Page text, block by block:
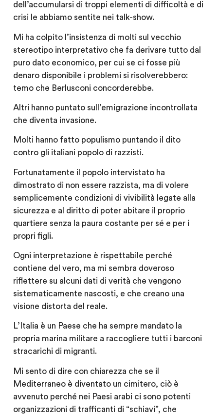
dell’accumularsi di troppi elementi di difficoltà e di
crisi le abbiamo sentite nei talk-show.
Mi ha colpito l’insistenza di molti sul vecchio
stereotipo interpretativo che fa derivare tutto dal
puro dato economico, per cui se ci fosse più
denaro disponibile i problemi si risolverebbero:
temo che Berlusconi concorderebbe.
Altri hanno puntato sull’emigrazione incontrollata
che diventa invasione.
Molti hanno fatto populismo puntando il dito
contro gli italiani popolo di razzisti.
Fortunatamente il popolo intervistato ha
dimostrato di non essere razzista, ma di volere
semplicemente condizioni di vivibilità legate alla
sicurezza e al diritto di poter abitare il proprio
quartiere senza la paura costante per sé e per i
propri figli.
Ogni interpretazione è rispettabile perché
contiene del vero, ma mi sembra doveroso
riflettere su alcuni dati di verità che vengono
sistematicamente nascosti, e che creano una
visione distorta del reale.
L’Italia è un Paese che ha sempre mandato la
propria marina militare a raccogliere tutti i barconi
stracarichi di migranti.
Mi sento di dire con chiarezza che se il
Mediterraneo è diventato un cimitero, ciò è
avvenuto perché nei Paesi arabi ci sono potenti
organizzazioni di trafficanti di “schiavi”, che